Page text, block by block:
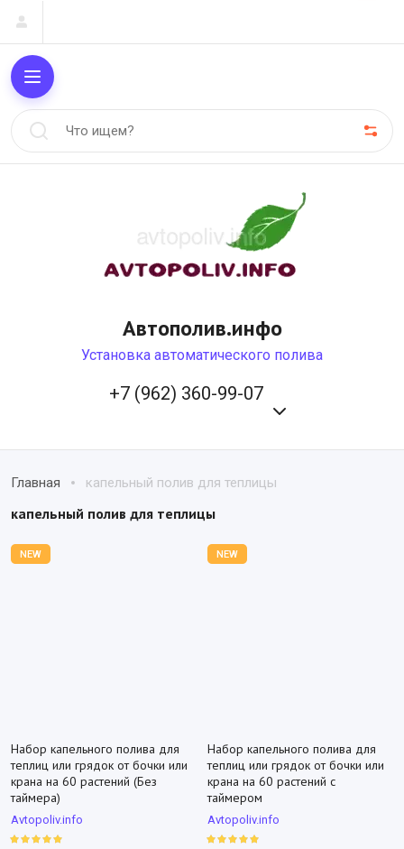
Автополив.инфо
Установка автоматического полива
+7 (962) 360-99-07
Главная капельный полив для теплицы
капельный полив для теплицы
NEW
Набор капельного полива для
теплиц или грядок от бочки или
крана на 60 растений (Без
таймера)
Avtopoliv.info
NEW
Набор капельного полива для
теплиц или грядок от бочки или
крана на 60 растений с
таймером
Avtopoliv.info